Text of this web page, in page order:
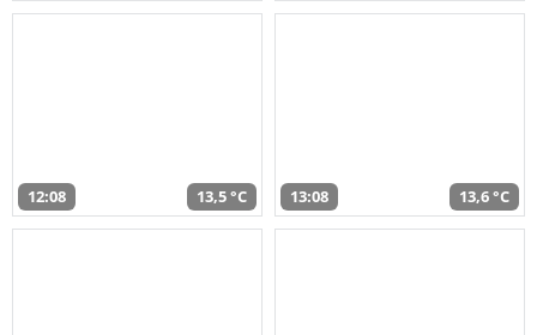
12:08 13,5 °C 13:08 13,6 °C